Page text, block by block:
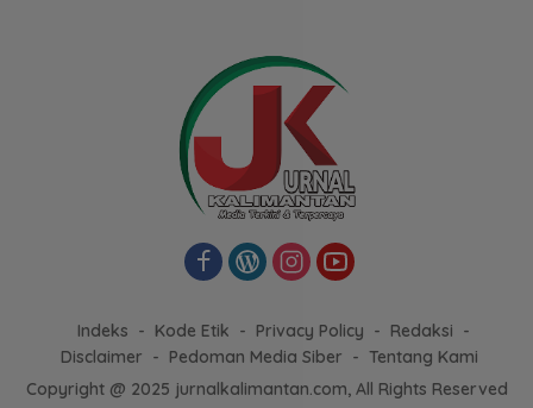
Indeks Kode Etik Privacy Policy
Redaksi
Disclaimer
Pedoman Media Siber
Tentang Kami
Copyright @ 2025 jurnalkalimantan.com, All Rights Reserved